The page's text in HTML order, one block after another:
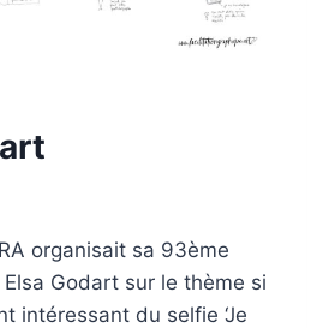
organisait sa 93ème
Godart sur le thème si
intéressant du selfie ‘Je